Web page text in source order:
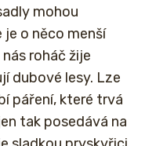
mohou
je o něco menší
roháč žije
dubové lesy. Lze
páření, které trvá
tak posedává na